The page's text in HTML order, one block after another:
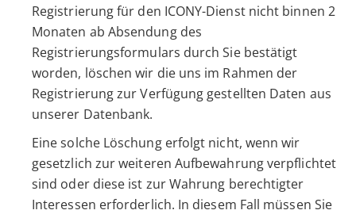
Registrierung für den ICONY-Dienst nicht binnen 2
Monaten ab Absendung des
Registrierungsformulars durch Sie bestätigt
worden, löschen wir die uns im Rahmen der
Registrierung zur Verfügung gestellten Daten aus
unserer Datenbank.
Eine solche Löschung erfolgt nicht, wenn wir
gesetzlich zur weiteren Aufbewahrung verpflichtet
sind oder diese ist zur Wahrung berechtigter
Interessen erforderlich. In diesem Fall müssen Sie